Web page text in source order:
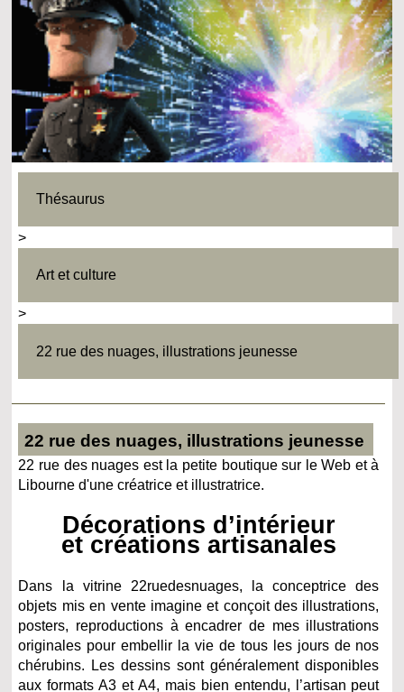
Thésaurus
>
Art et culture
>
22 rue des nuages, illustrations jeunesse
22 rue des nuages, illustrations jeunesse
22 rue des nuages est la petite boutique sur le Web et à
Libourne d'une créatrice et illustratrice.
Décorations d’intérieur
et créations artisanales
Dans la vitrine 22ruedesnuages, la conceptrice des
objets mis en vente imagine et conçoit des illustrations,
posters, reproductions à encadrer de mes illustrations
originales pour embellir la vie de tous les jours de nos
chérubins. Les dessins sont généralement disponibles
aux formats A3 et A4, mais bien entendu, l’artisan peut